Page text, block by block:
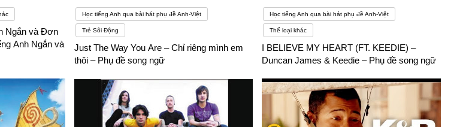
Ngắn và Đơn
Anh Ngắn và
Học tiếng Anh qua bài hát phụ đề Anh-Việt
Trẻ Sôi Động
Just The Way You Are – Chỉ riêng mình em
thôi – Phụ đề song ngữ
Học tiếng Anh qua bài hát phụ đề Anh-Việt
Thể loại khác
I BELIEVE MY HEART (FT. KEEDIE) –
Duncan James & Keedie – Phụ đề song ngữ